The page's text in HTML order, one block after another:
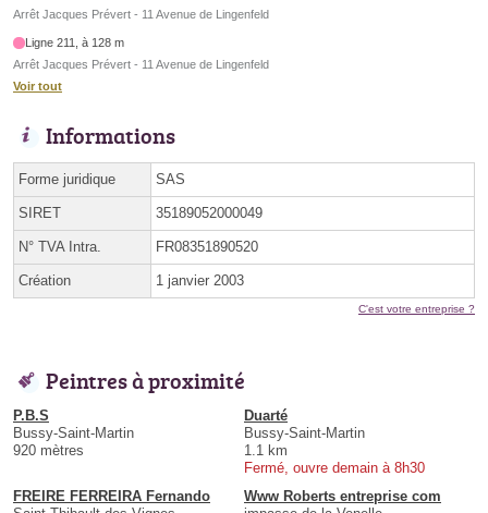
Arrêt Jacques Prévert - 11 Avenue de Lingenfeld
Ligne 211, à 128 m
Arrêt Jacques Prévert - 11 Avenue de Lingenfeld
Voir tout
Informations
Forme juridique SAS
SIRET 35189052000049
N° TVA Intra. FR08351890520
Création 1 janvier 2003
C'est votre entreprise ?
Peintres à proximité
P.B.S
Bussy-Saint-Martin
920 mètres
Duarté
Bussy-Saint-Martin
1.1 km
Fermé, ouvre demain à 8h30
FREIRE FERREIRA Fernando
Www Roberts entreprise com